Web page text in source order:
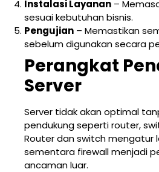
Instalasi Layanan –
sesuai kebutuhan bisnis.
Pengujian – Memastikan
sebelum digunakan secara
Perangkat
Server
Server tidak akan optimal
pendukung seperti router,
Router dan switch mengatur
sementara firewall menjadi
ancaman luar.